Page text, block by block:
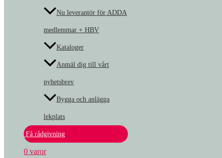
Nu leverantör för ADDA
medlemmar + HBV
Kataloger
Anmäl dig till vårt
nyhetsbrev
Bygga och anlägga
lekplats
Få rådgivning
0 varor